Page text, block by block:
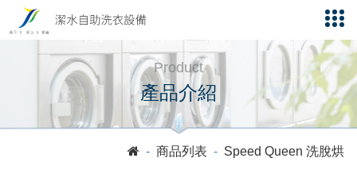
Product
產品介紹
商品列表 Speed Queen 洗脫烘